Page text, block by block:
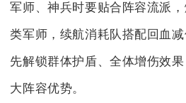
军师、神兵时要贴合阵容流派
类军师，续航消耗队搭配回血
先解锁群体护盾、全体增伤效
大阵容优势。